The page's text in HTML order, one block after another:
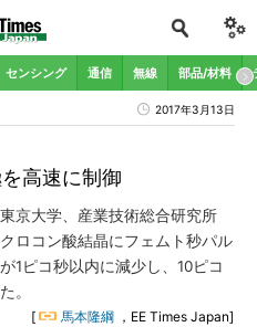
センシング 通信 無線 部品/材料
2017年3月13日
高速に制御
京大学、産業技術総合研究所
ロコン酸結晶にフェムト秒パル
1ピコ秒以内に減少し、10ピコ
。
[ 馬本隆綱 ，EE Times Japan]